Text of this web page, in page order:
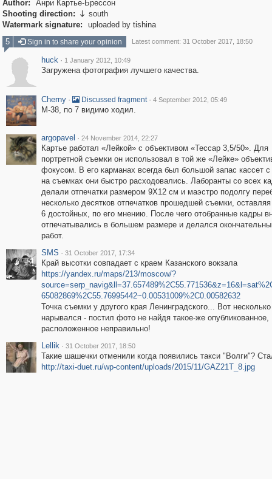
Author:
Анри Картье-Брессон
Shooting direction:  south
Watermark signature:
uploaded by tishina
5
Sign in to share your opinion Latest comment: 31 October 2017, 18:50
huck · 1 January 2012, 10:49
Загружена фотография лучшего качества.
Cherny · Discussed fragment · 4 September 2012, 05:49
М-38, по 7 видимо ходил.
argopavel · 24 November 2014, 22:27
Картье работал «Лейкой» с объективом «Тессар 3,5/50». Для
портретной съемки он использовал в той же «Лейке»
фокусом. В его карманах всегда был большой запас кассет с
на съемках они быстро расходовались. Лаборанты со всех
делали отпечатки размером 9X12 см и маэстро подолгу
несколько десятков отпечатков прошедшей съемки,
6 достойных, по его мнению. После чего отобранные кадры
отпечатывались в большем размере и делался
работ.
SMS · 31 October 2017, 17:34
Край высотки совпадает с краем Казанского вокзала
https://yandex.ru/maps/213/moscow/?
65082869%2C55.76995442~0.00531009%2C0.00582632
Точка съемки у другого края Ленинградского... Вот
нарывался - постил фото не найдя такое-же опубликованное,
расположенное неправильно!
Lellik · 31 October 2017, 18:50
Такие шашечки отменили когда появились такси "Волги"?
http://taxi-duet.ru/wp-content/uploads/2015/11/GAZ21T_8.jpg